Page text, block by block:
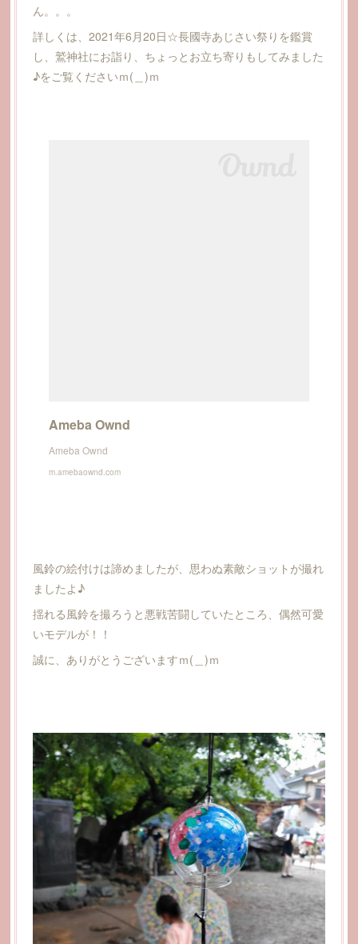
ん。。。
詳しくは、2021年6月20日☆長國寺あじさい祭りを鑑賞
し、鷲神社にお詣り、ちょっとお立ち寄りもしてみました
♪をご覧くださいｍ(＿)ｍ
Ameba Ownd
Ameba Ownd
m.amebaownd.com
風鈴の絵付けは諦めましたが、思わぬ素敵ショットが撮れ
ましたよ♪
揺れる風鈴を撮ろうと悪戦苦闘していたところ、偶然可愛
いモデルが！！
誠に、ありがとうございますｍ(＿)ｍ